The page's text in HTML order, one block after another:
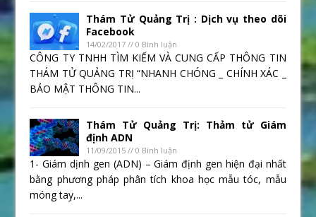
Thám Tử Quảng Trị : Dịch vụ theo dõi
Facebook
14/02/2017 // 0 Bình luận
CÔNG TY TNHH TÌM KIẾM VÀ CUNG CẤP THÔNG TIN
THÁM TỬ QUẢNG TRỊ “NHANH CHÓNG _ CHÍNH XÁC _
BẢO MẬT THÔNG TIN...
Thám Tử Quảng Trị: Thảm tử Giám
định ADN
11/09/2015 // 0 Bình luận
1- Giám dịnh gen (ADN) – Giám định gen hiện đại nhất
bằng phương pháp phân tích khoa học mẫu tóc, mẫu
móng tay,...